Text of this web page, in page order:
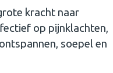
kracht naar
op pijnklachten,
soepel en